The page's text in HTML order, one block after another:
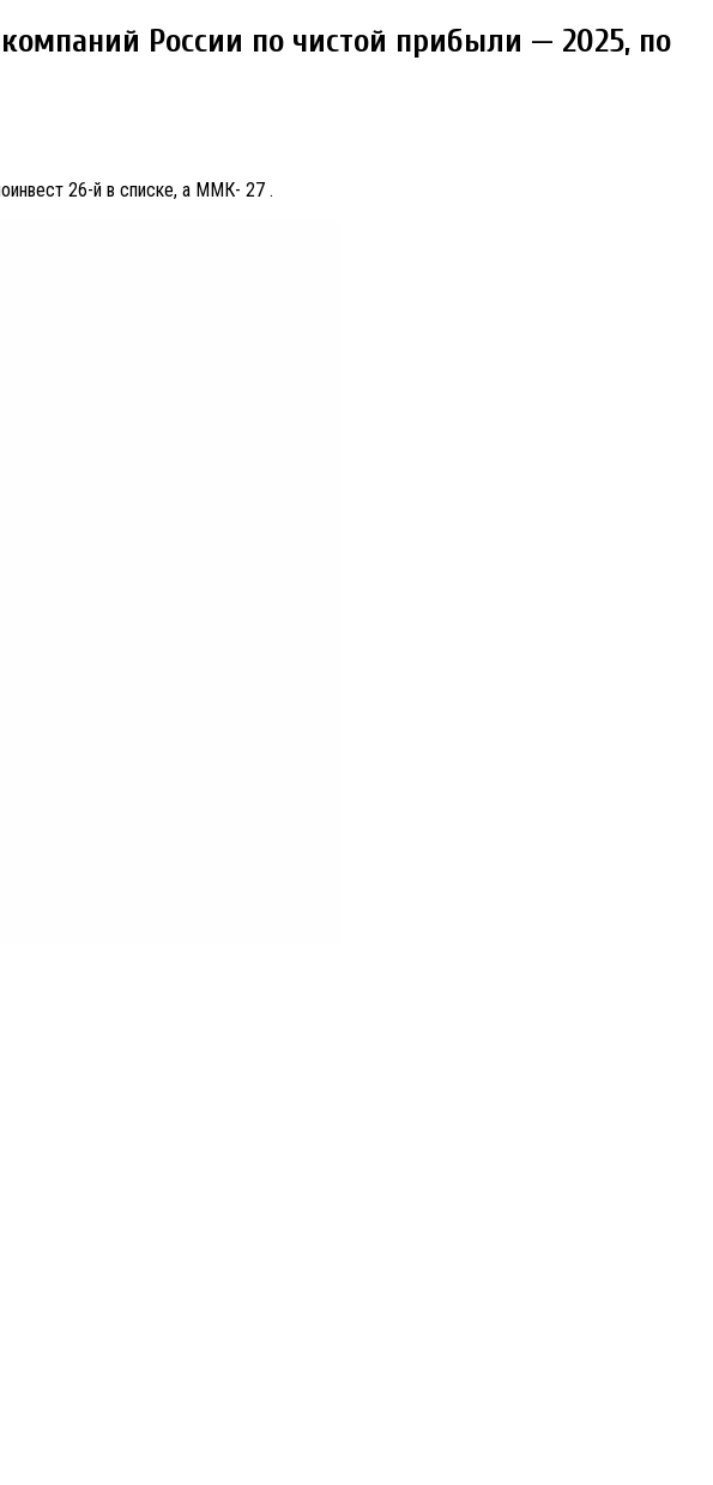
России по чистой прибыли — 2025, по
26-й в списке, а ММК- 27 .